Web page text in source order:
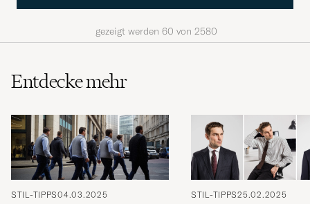
gezeigt werden 60 von 2580
Entdecke mehr
STIL-TIPPS04.03.2025 STIL-TIPPS25.02.2025